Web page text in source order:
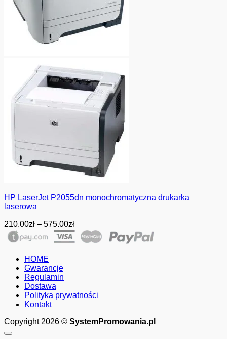
HP LaserJet P2055dn monochromatyczna drukarka
laserowa
210.00zł – 575.00złZakres
cen:
od
HOME
Gwarancje
Regulamin
Dostawa
Polityka prywatności
Kontakt
Copyright 2026 © SystemPromowania.pl